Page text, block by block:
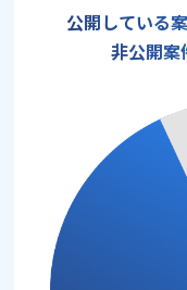
公開している
非公開案